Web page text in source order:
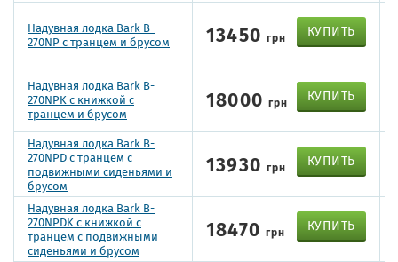
Надувная лодка Bark B-
270NP с транцем и брусом
13450грн КУПИТЬ
Надувная лодка Bark B-
270NPK с книжкой с
транцем и брусом
18000грн КУПИТЬ
Надувная лодка Bark B-
270NPD с транцем с
подвижными сиденьями и
брусом
13930грн КУПИТЬ
Надувная лодка Bark B-
270NPDK с книжкой с
транцем с подвижными
сиденьями и брусом
18470грн КУПИТЬ